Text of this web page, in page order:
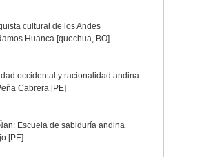
cultural de los Andes
Huanca [quechua, BO]
occidental y racionalidad andina
Cabrera [PE]
Escuela de sabiduría andina
[PE]